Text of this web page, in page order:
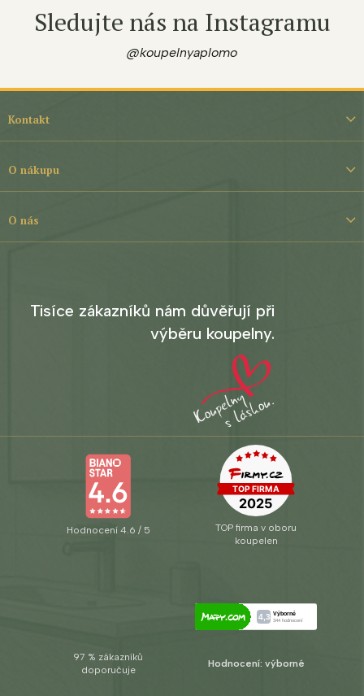
Sledujte nás na Instagramu
@koupelnyaplomo
Z
í
Kontakt
O nákupu
O nás
Tisíce zákazníků nám důvěřují při
výběru koupelny.
Hodnocení 4.6 / 5
TOP firma v oboru
koupelen
97 % zákazníků
doporučuje
Hodnocení: výborné